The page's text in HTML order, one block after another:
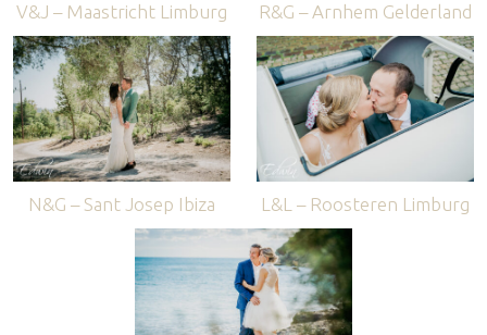
V&J – Maastricht Limburg R&G – Arnhem Gelderland
N&G – Sant Josep Ibiza L&L – Roosteren Limburg